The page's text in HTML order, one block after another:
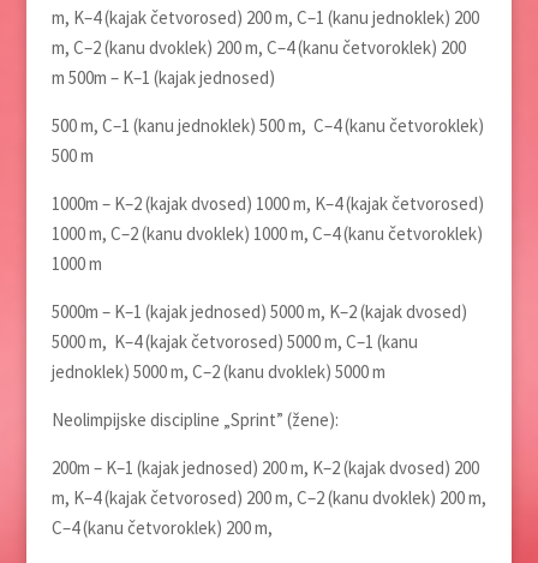
m, K–4 (kajak četvorosed) 200 m, C–1 (kanu jednoklek) 200
m, C–2 (kanu dvoklek) 200 m, C–4 (kanu četvoroklek) 200
m 500m – K–1 (kajak jednosed)
500 m, C–1 (kanu jednoklek) 500 m, C–4 (kanu četvoroklek)
500 m
1000m – K–2 (kajak dvosed) 1000 m, K–4 (kajak četvorosed)
1000 m, C–2 (kanu dvoklek) 1000 m, C–4 (kanu četvoroklek)
1000 m
5000m – K–1 (kajak jednosed) 5000 m, K–2 (kajak dvosed)
5000 m, K–4 (kajak četvorosed) 5000 m, C–1 (kanu
jednoklek) 5000 m, C–2 (kanu dvoklek) 5000 m
Neolimpijske discipline „Sprint” (žene):
200m – K–1 (kajak jednosed) 200 m, K–2 (kajak dvosed) 200
m, K–4 (kajak četvorosed) 200 m, C–2 (kanu dvoklek) 200 m,
C–4 (kanu četvoroklek) 200 m,